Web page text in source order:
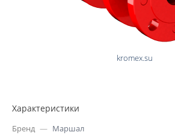
Характеристики
Бренд — Маршал